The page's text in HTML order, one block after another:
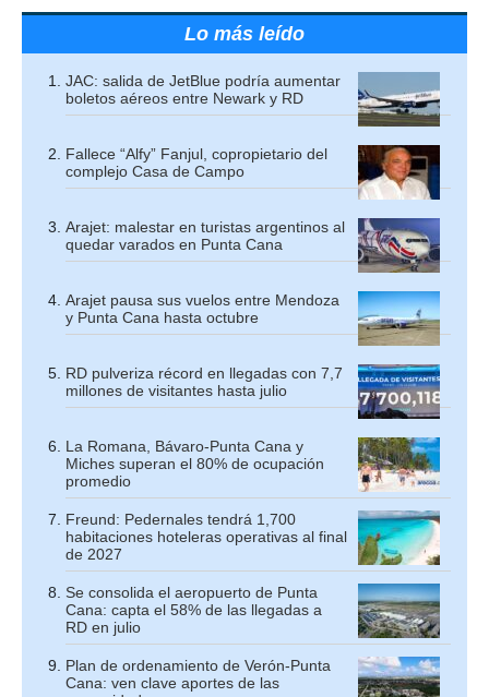
Lo más leído
JAC: salida de JetBlue podría aumentar
boletos aéreos entre Newark y RD
Fallece “Alfy” Fanjul, copropietario del
complejo Casa de Campo
Arajet: malestar en turistas argentinos al
quedar varados en Punta Cana
Arajet pausa sus vuelos entre Mendoza
y Punta Cana hasta octubre
RD pulveriza récord en llegadas con 7,7
millones de visitantes hasta julio
La Romana, Bávaro-Punta Cana y
Miches superan el 80% de ocupación
promedio
Freund: Pedernales tendrá 1,700
habitaciones hoteleras operativas al final
de 2027
Se consolida el aeropuerto de Punta
Cana: capta el 58% de las llegadas a
RD en julio
Plan de ordenamiento de Verón-Punta
Cana: ven clave aportes de las